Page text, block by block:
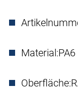
Material:
Oberfläche: